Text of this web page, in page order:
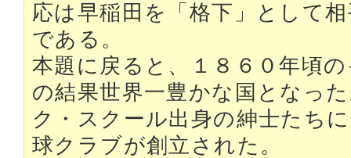
応は早稲田を「格下」として
である。
本題に戻ると、１８６０年頃
の結果世界一豊かな国となっ
ク・スクール出身の紳士たち
球クラブが創立された。